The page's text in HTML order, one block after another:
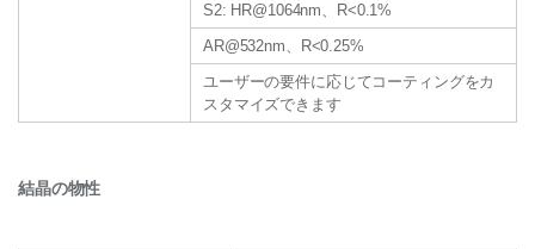
S2: HR@1064nm、R<0.1%
AR@532nm、R<0.25%
ユーザーの要件に応じてコーティングをカ
スタマイズできます
結晶の物性